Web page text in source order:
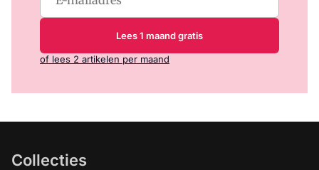
Lees 1 maand gratis
of lees 2 artikelen per maand
Collecties